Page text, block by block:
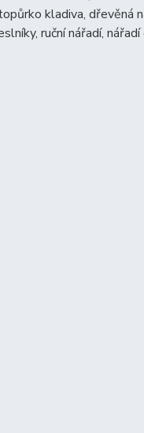
kladiva, dřevěná
ruční nářadí,